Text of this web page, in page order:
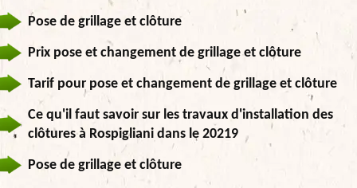
Pose de grillage et clôture
Prix pose et changement de grillage et clôture
Tarif pour pose et changement de grillage et clôture
Ce qu'il faut savoir sur les travaux d'installation des
clôtures à Rospigliani dans le 20219
Pose de grillage et clôture